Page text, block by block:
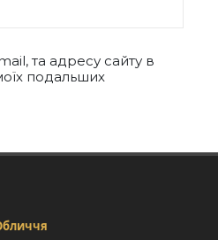
та адресу сайту в
подальших